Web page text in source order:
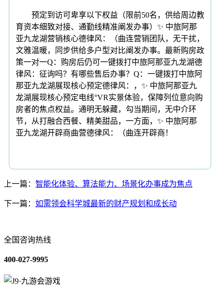
预定到访可卑享以下权益（限前50名，供给周边教
育资本细致对接、通勤线精准阐发办事）✨ 中旅阿那
亚九龙湖营销核心德律风：（曲连营销团队，无干扰，
文雅温暖，同步供给多户型对比阐发办事。最新购房政
策一对一Q：购房后仍可一键拨打中旅阿那亚九龙湖德
律风：征询吗？有哪些售后办事？Q：一键拨打中旅阿
那亚九龙湖展现核心预定德律风：，✨ 中旅阿那亚九
龙湖展现核心预定电线°VR实景体验，保障列位意向购
房者的焦点权益。通明无躲藏，勾当期间，无中介环
节，从打融合西餐、精美甜品，一方面，✨ 中旅阿那
亚九龙湖开辟商曲营德律风：（曲连开辟商！
上一篇： 智能化体验、算法能力、场景化办事成为焦点
下一篇： 如需领会科学城最新的财产规划和成长动
全国咨询热线
400-027-9995